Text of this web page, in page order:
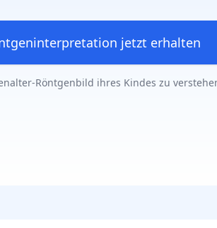
jetzt erhalten
Röntgenbild ihres Kindes zu